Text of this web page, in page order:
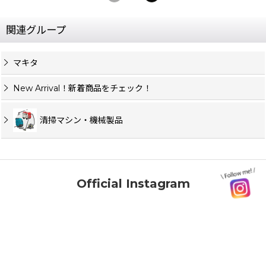
関連グループ
マキタ
New Arrival！新着商品をチェック！
清掃マシン・機械製品
Official Instagram